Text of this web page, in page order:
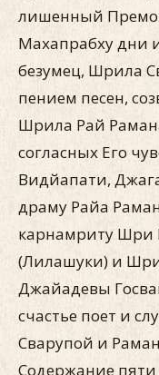
лишенный
Махапрабху дни
безумец, Шрила
пением песен,
Шрила Рай
согласных Его
Видйапати,
драму Райа
карнамриту Шри
(Лилашуки) и
Джайадевы
счастье поет и
Сварупой и
Содержание пяти